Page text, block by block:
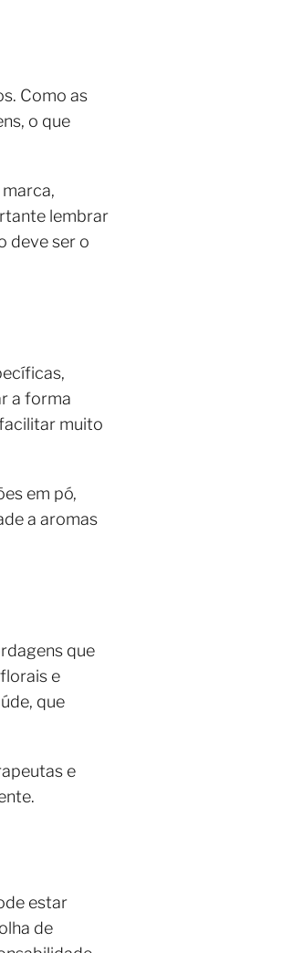
Como as
o que
lembrar
deve ser o
a forma
muito
em pó,
a aromas
que
e
que
e
estar
de